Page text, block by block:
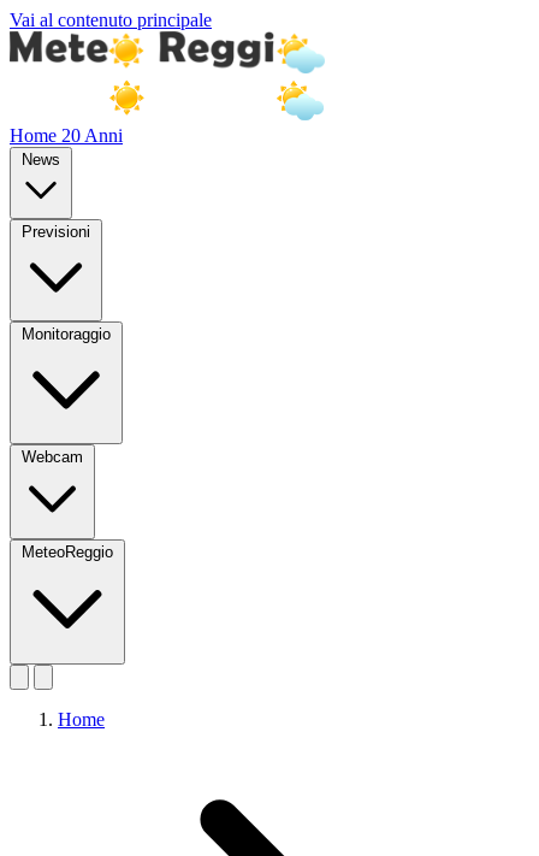
Vai al contenuto principale
Home 20 Anni
News
Previsioni
Monitoraggio
Webcam
MeteoReggio
Home